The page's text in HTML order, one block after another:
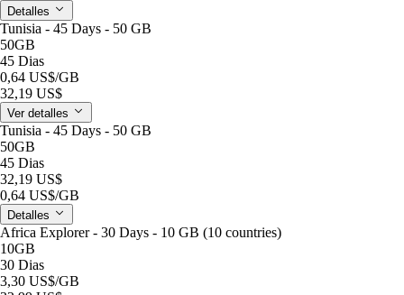
Detalles
Tunisia - 45 Days - 50 GB
50GB
45 Dias
0,64 US$/GB
32,19 US$
Ver detalles
Tunisia - 45 Days - 50 GB
50GB
45 Dias
32,19 US$
0,64 US$/GB
Detalles
Africa Explorer - 30 Days - 10 GB (10 countries)
10GB
30 Dias
3,30 US$/GB